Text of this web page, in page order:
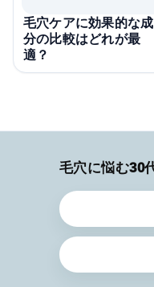
毛穴ケアに効果的な成
分の比較はどれが最
適？